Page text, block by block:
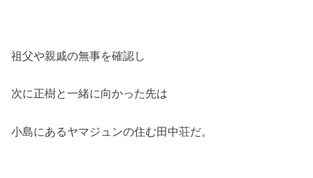
祖父や親戚の無事を確認し
次に正樹と一緒に向かった先は
小島にあるヤマジュンの住む田中荘だ。